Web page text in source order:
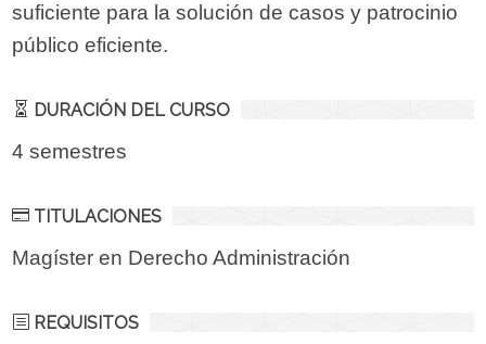
suficiente para la solución de casos y patrocinio
público eficiente.
DURACIÓN DEL CURSO
4 semestres
TITULACIONES
Magíster en Derecho Administración
REQUISITOS